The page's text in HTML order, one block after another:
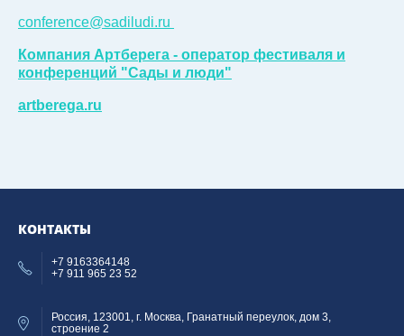
conference@sadiludi.ru
Компания Артберега - оператор фестиваля и
конференций "Сады и люди"
artberega.ru
КОНТАКТЫ
+7 9163364148
+7 911 965 23 52
Россия, 123001, г. Москва, Гранатный переулок, дом 3,
строение 2